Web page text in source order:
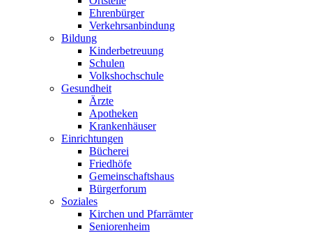
Ehrenbürger
Verkehrsanbindung
Bildung
Kinderbetreuung
Schulen
Volkshochschule
Gesundheit
Ärzte
Apotheken
Krankenhäuser
Einrichtungen
Bücherei
Friedhöfe
Gemeinschaftshaus
Bürgerforum
Soziales
Kirchen und Pfarrämter
Seniorenheim